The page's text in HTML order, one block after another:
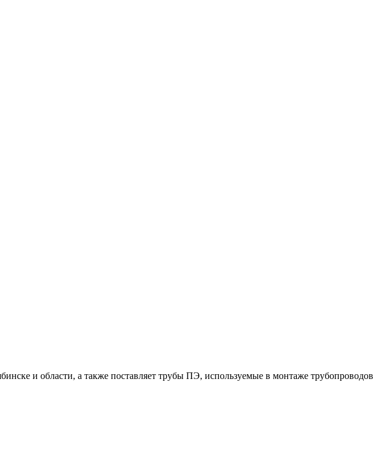
и области, а также поставляет трубы ПЭ, используемые в монтаже трубопроводов